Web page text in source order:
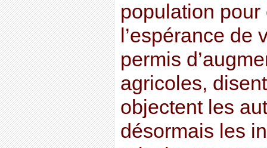
population pour
l’espérance de
permis
agricoles,
objectent les
désormais les